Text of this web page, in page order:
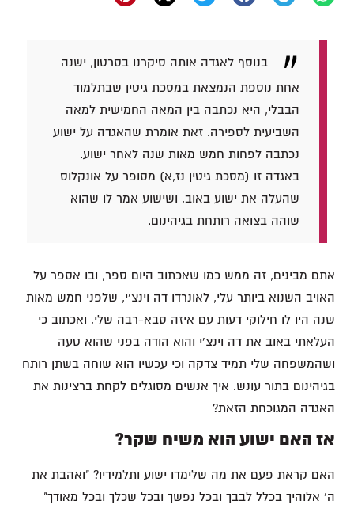
בנוסף לאגדה אותה סיקרנו בסרטון, ישנה
אחת נוספת הנמצאת במסכת גיטין שבתלמוד
הבבלי, היא נכתבה בין המאה החמישית למאה
השביעית לספירה. זאת אומרת שהאגדה על ישוע
נכתבה לפחות חמש מאות שנה לאחר ישוע.
באגדה זו (מסכת גיטין נז,א) מסופר על אונקלוס
שהעלה את ישוע באוב, ושישוע אמר לו שהוא
שוהה בצואה רותחת בגיהינום.
אתם מבינים, זה ממש כמו שאכתוב היום ספר, ובו אספר על
האויב השנוא ביותר עלי, לאונרדו דה וינצ'י, שלפני חמש מאות
שנה היו לו חילוקי דעות עם איזה סבא-רבה שלי, ואכתוב כי
העלאתי באוב את דה וינצ'י והוא הודה בפני שהוא טעה
ושהמשפחה שלי תמיד צדקה וכי עכשיו הוא שוחה בשתן רותח
בגיהינום בתור עונש. איך אנשים מסוגלים לקחת ברצינות את
האגדה המגוכחת הזאת?
אז האם ישוע הוא משיח שקר?
האם קראת פעם את מה שלימדו ישוע ותלמידיו? "ואהבת את
ה' אלוהיך בכלל לבבך ובכל נפשך ובכל שכלך ובכל מאודך"